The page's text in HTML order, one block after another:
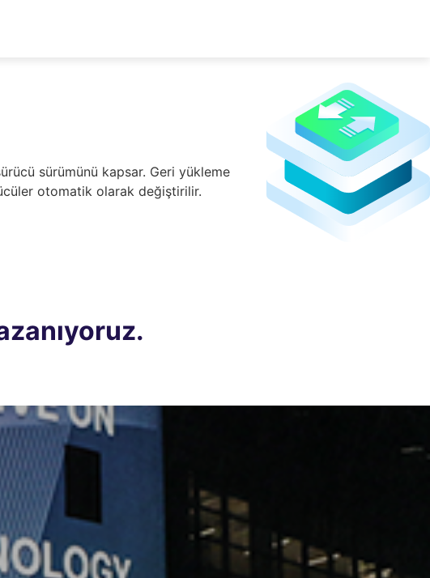
sürümünü kapsar. Geri yükleme
otomatik olarak değiştirilir.